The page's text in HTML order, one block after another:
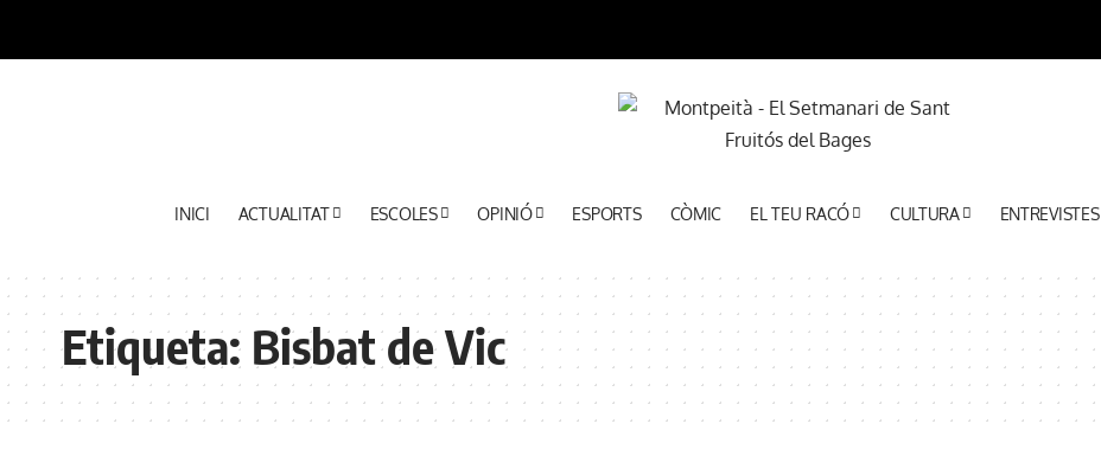
INICI ACTUALITAT ESCOLES OPINIÓ ESPORTS CÒMIC EL TEU RACÓ CULTURA ENTREVISTES
Etiqueta: Bisbat de Vic